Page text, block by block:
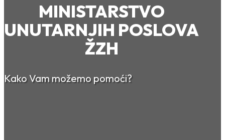
MINISTARSTVO
UNUTARNJIH POSLOVA
ŽZH
Kako Vam možemo pomoći?